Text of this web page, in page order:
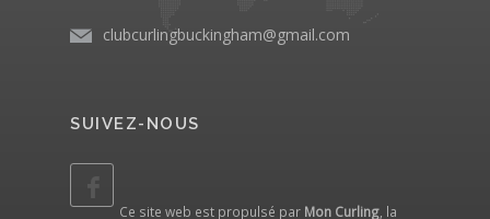
clubcurlingbuckingham@gmail.com
SUIVEZ-NOUS
Ce site web est propulsé par Mon Curling, la